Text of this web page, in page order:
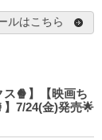
ルはこちら
🍿】【映画ち
7/24(金)発売🌟